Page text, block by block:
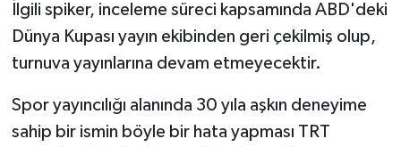
İlgili spiker, inceleme süreci kapsamında ABD'deki
Dünya Kupası yayın ekibinden geri çekilmiş olup,
turnuva yayınlarına devam etmeyecektir.
Spor yayıncılığı alanında 30 yıla aşkın deneyime
sahip bir ismin böyle bir hata yapması TRT